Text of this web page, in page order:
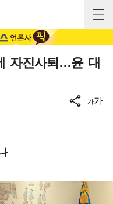
자진사퇴…윤 대
가가